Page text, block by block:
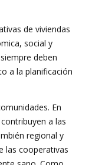
de viviendas
social y
deben
a la planificación
En
a las
regional y
las cooperativas